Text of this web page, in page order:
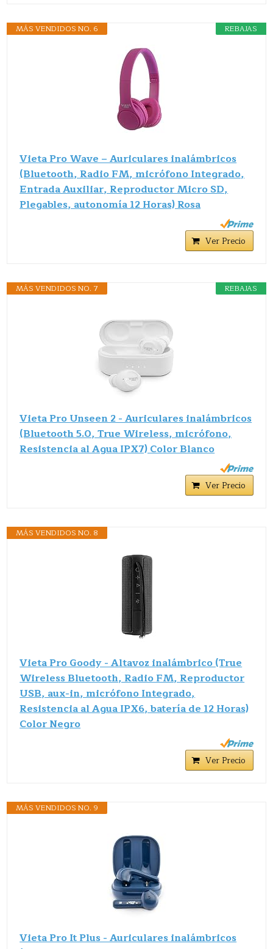
REBAJAS
MÁS VENDIDOS NO. 6
Vieta Pro Wave – Auriculares inalámbricos
(Bluetooth, Radio FM, micrófono Integrado,
Entrada Auxiliar, Reproductor Micro SD,
Plegables, autonomía 12 Horas) Rosa
Ver Precio
REBAJAS
MÁS VENDIDOS NO. 7
Vieta Pro Unseen 2 - Auriculares inalámbricos
(Bluetooth 5.0, True Wireless, micrófono,
Resistencia al Agua IPX7) Color Blanco
Ver Precio
MÁS VENDIDOS NO. 8
Vieta Pro Goody - Altavoz inalámbrico (True
Wireless Bluetooth, Radio FM, Reproductor
USB, aux-in, micrófono Integrado,
Resistencia al Agua IPX6, batería de 12 Horas)
Color Negro
Ver Precio
MÁS VENDIDOS NO. 9
Vieta Pro It Plus - Auriculares inalámbricos